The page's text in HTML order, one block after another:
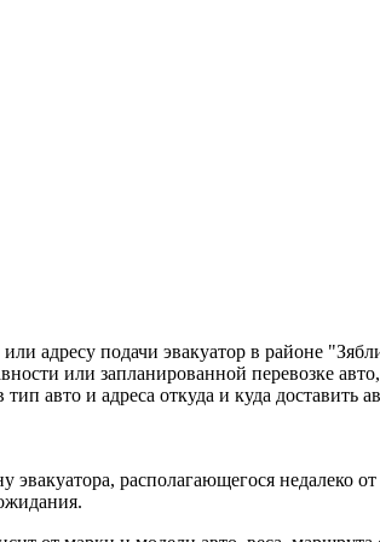
адресу подачи эвакуатор в районе
или запланированной перевозке
авто и адреса откуда и куда
эвакуатора, располагающегося